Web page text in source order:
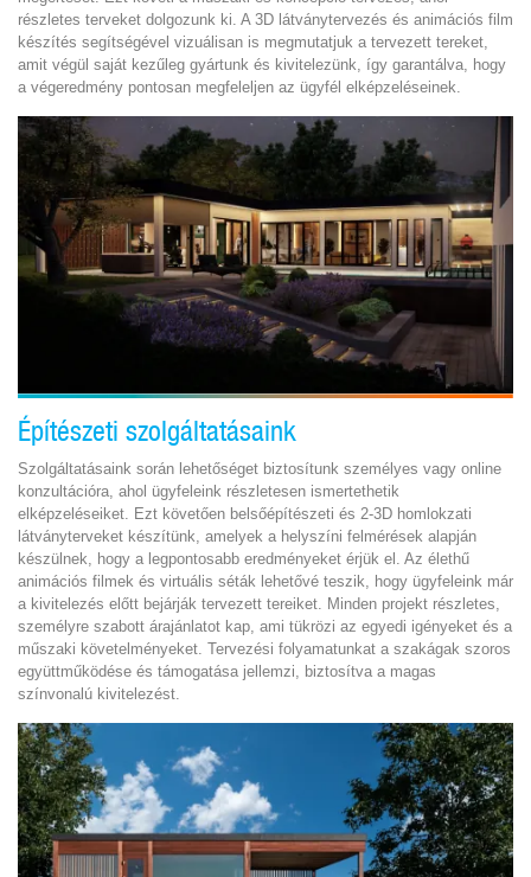
részletes terveket dolgozunk ki. A 3D látványtervezés és animációs film
készítés segítségével vizuálisan is megmutatjuk a tervezett tereket,
amit végül saját kezűleg gyártunk és kivitelezünk, így garantálva, hogy
a végeredmény pontosan megfeleljen az ügyfél elképzeléseinek.
Építészeti szolgáltatásaink
Szolgáltatásaink során lehetőséget biztosítunk személyes vagy online
konzultációra, ahol ügyfeleink részletesen ismertethetik
elképzeléseiket. Ezt követően belsőépítészeti és 2-3D homlokzati
látványterveket készítünk, amelyek a helyszíni felmérések alapján
készülnek, hogy a legpontosabb eredményeket érjük el. Az élethű
animációs filmek és virtuális séták lehetővé teszik, hogy ügyfeleink már
a kivitelezés előtt bejárják tervezett tereiket. Minden projekt részletes,
személyre szabott árajánlatot kap, ami tükrözi az egyedi igényeket és a
műszaki követelményeket. Tervezési folyamatunkat a szakágak szoros
együttműködése és támogatása jellemzi, biztosítva a magas
színvonalú kivitelezést.